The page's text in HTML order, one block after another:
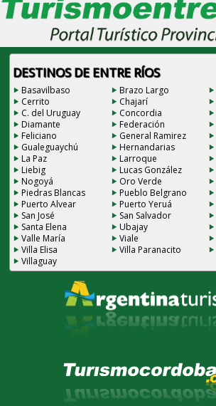
DESTINOS DE ENTRE RÍOS
Basavilbaso Brazo Largo
Cerrito
Chajarí
C. del Uruguay
Concordia
Diamante
Federación
Feliciano
General Ramirez
Gualeguaychú
Hernandarias
La Paz
Larroque
Liebig
Lucas González
Nogoyá
Oro Verde
Piedras Blancas
Pueblo Belgrano
Puerto Alvear
Puerto Yeruá
San José
San Salvador
Santa Elena
Ubajay
Valle María
Viale
Villa Elisa
Villa Paranacito
Villaguay